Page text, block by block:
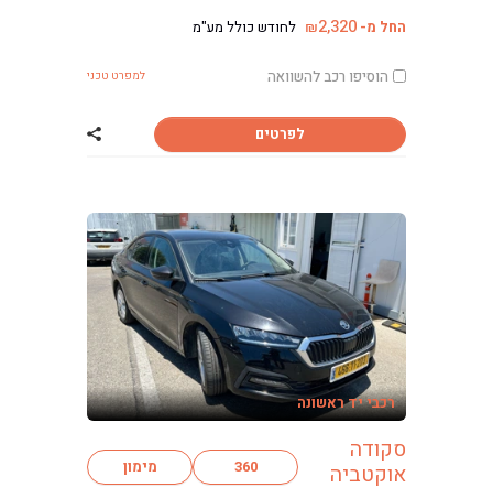
החל מ-
₪2,320 לחודש כולל מע"מ
הוסיפו רכב להשוואה למפרט טכני
לפרטים שתף רכב סקודה
רכבי יד ראשונה
סקודה
אוקטביה
360 מימון